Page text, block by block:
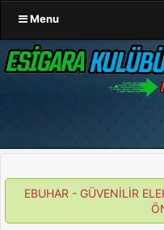
Menu
EBUHAR - GÜVENİLİR